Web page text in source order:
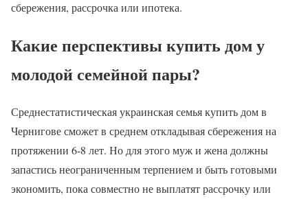
сбережения, рассрочка или ипотека.
Какие перспективы купить дом у
молодой семейной пары?
Среднестатистическая украинская семья купить дом в
Чернигове сможет в среднем откладывая сбережения на
протяжении 6-8 лет. Но для этого муж и жена должны
запастись неограниченным терпением и быть готовыми
экономить, пока совместно не выплатят рассрочку или